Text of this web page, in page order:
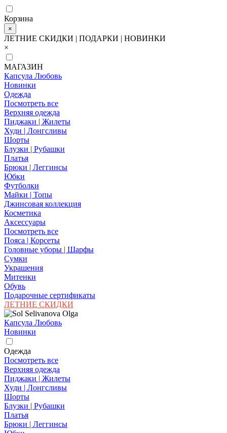
Корзина
×
ЛЕТНИЕ СКИДКИ | ПОДАРКИ | НОВИНКИ
×
МАГАЗИН
Капсула Любовь
Новинки
Одежда
Посмотреть все
Верхняя одежда
Пиджаки | Жилеты
Худи | Лонгсливы
Шорты
Блузки | Рубашки
Платья
Брюки | Леггинсы
Юбки
Футболки
Майки | Топы
Джинсовая коллекция
Косметика
Аксессуары
Посмотреть все
Пояса | Корсеты
Головные уборы | Шарфы
Сумки
Украшения
Митенки
Обувь
Подарочные сертификаты
ЛЕТНИЕ СКИДКИ
Капсула Любовь
Новинки
Одежда
Посмотреть все
Верхняя одежда
Пиджаки | Жилеты
Худи | Лонгсливы
Шорты
Блузки | Рубашки
Платья
Брюки | Леггинсы